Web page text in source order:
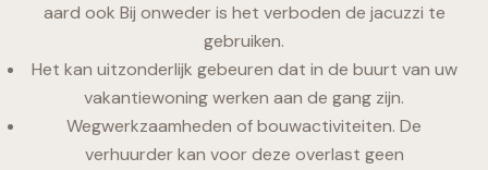
aard ook Bij onweder is het verboden de jacuzzi te
gebruiken.
Het kan uitzonderlijk gebeuren dat in de buurt van uw
vakantiewoning werken aan de gang zijn.
Wegwerkzaamheden of bouwactiviteiten. De
verhuurder kan voor deze overlast geen